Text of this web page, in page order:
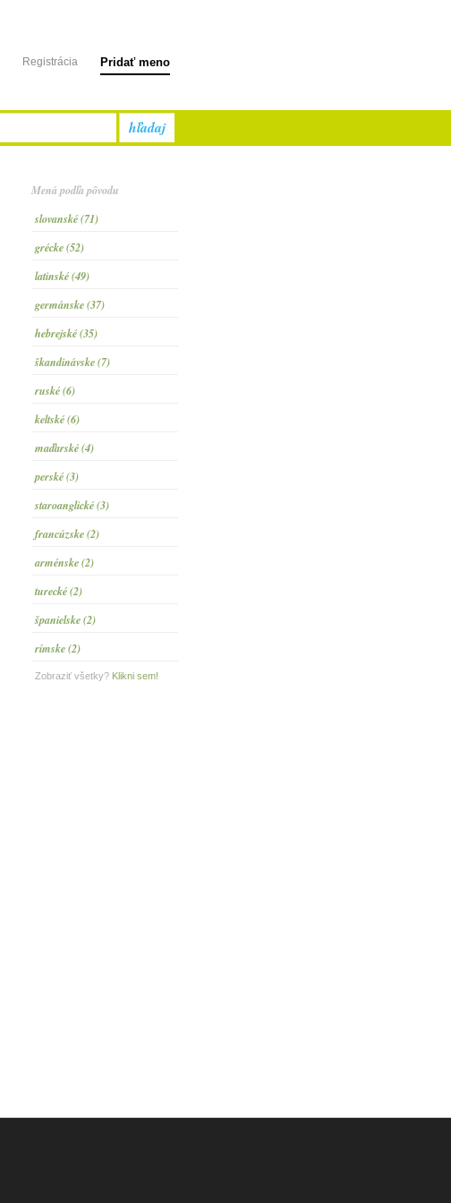
Registrácia Pridať meno
hľadaj
Mená podľa pôvodu
slovanské (71)
grécke (52)
latinské (49)
germánske (37)
hebrejské (35)
škandinávske (7)
ruské (6)
keltské (6)
maďarské (4)
perské (3)
staroanglické (3)
francúzske (2)
arménske (2)
turecké (2)
španielske (2)
rímske (2)
Zobraziť všetky? Klikni sem!